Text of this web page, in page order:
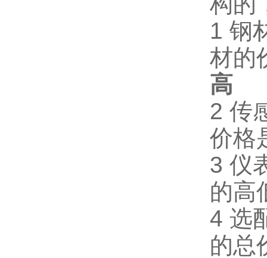
1 钢
材的
高
2 传
价格
3 仪
的高
4 选
的总